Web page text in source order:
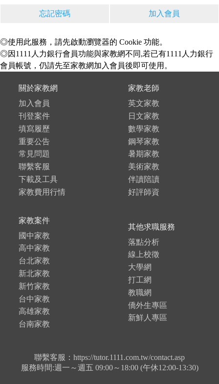
忘記密碼 加入會員
◎使用此服務，請先啟動瀏覽器的 Cookie 功能。
◎因1111人力銀行會員功能與家教網不同,若已有1111人力銀行
會員帳號，仍請先至家教網加入會員後即可使用。
關於家教網
加入會員
刊登案件
填寫履歷
重要公告
常見問題
聯繫客服
下載及工具
家教費用行情
家教老師
英文家教
日文家教
數學家教
鋼琴家教
暑期家教
美術家教
伴讀陪讀
好評師資
家教案件
國中家教
高中家教
台北家教
新北家教
新竹家教
台中家教
高雄家教
台南家教
其他求職服務
落點分析
線上校徵
大學網
打工網
教職網
僑外生專區
新鮮人專區
聯繫客服：https://tutor.1111.com.tw/contact.asp
服務時間:週一～週五 09:00～18:00 (午休12:00-13:30)